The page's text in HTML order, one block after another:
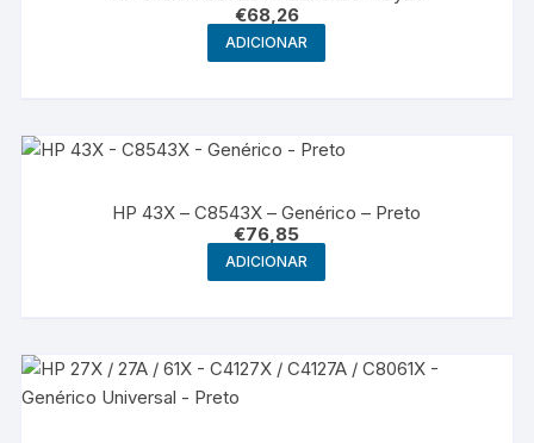
€68,26
ADICIONAR
HP 43X – C8543X – Genérico – Preto
€76,85
ADICIONAR